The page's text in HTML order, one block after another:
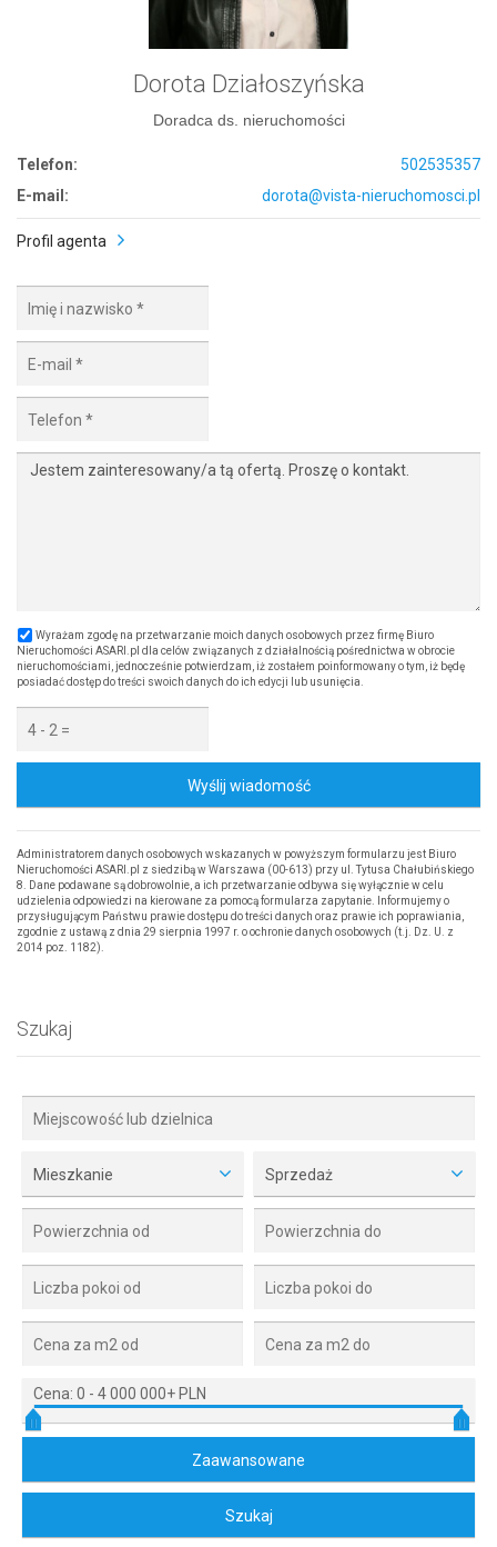
Dorota Działoszyńska
Doradca ds. nieruchomości
Telefon:
502535357
E-mail:
dorota@vista-nieruchomosci.pl
Profil agenta
Wyrażam zgodę na przetwarzanie moich danych osobowych przez firmę Biuro
Nieruchomości ASARI.pl dla celów związanych z działalnością pośrednictwa w obrocie
nieruchomościami, jednocześnie potwierdzam, iż zostałem poinformowany o tym, iż będę
posiadać dostęp do treści swoich danych do ich edycji lub usunięcia.
Wyślij wiadomość
Administratorem danych osobowych wskazanych w powyższym formularzu jest Biuro
Nieruchomości ASARI.pl z siedzibą w Warszawa (00-613) przy ul. Tytusa Chałubińskiego
8. Dane podawane są dobrowolnie, a ich przetwarzanie odbywa się wyłącznie w celu
udzielenia odpowiedzi na kierowane za pomocą formularza zapytanie. Informujemy o
przysługującym Państwu prawie dostępu do treści danych oraz prawie ich poprawiania,
zgodnie z ustawą z dnia 29 sierpnia 1997 r. o ochronie danych osobowych (t.j. Dz. U. z
2014 poz. 1182).
Szukaj
Mieszkanie Sprzedaż
Cena: 0 - 4 000 000+ PLN